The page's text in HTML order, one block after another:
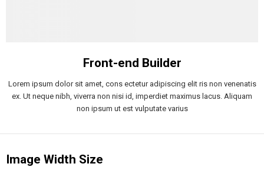
Front-end Builder
Lorem ipsum dolor sit amet, cons ectetur adipiscing elit ris non venenatis
ex. Ut neque nibh, viverra non nisi id, imperdiet maximus lacus. Aliquam
non ipsum ut est vulputate varius
Image Width Size